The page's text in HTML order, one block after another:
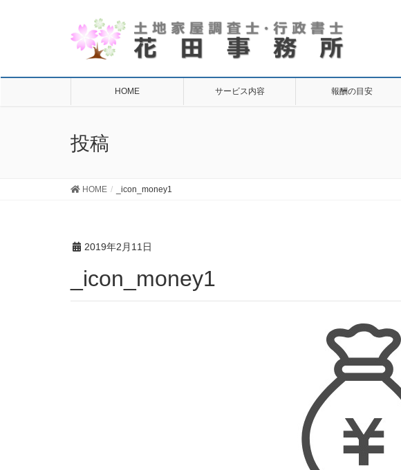
HOME サービス内容 報酬の目安
投稿
HOME _icon_money1
2019年2月11日
_icon_money1